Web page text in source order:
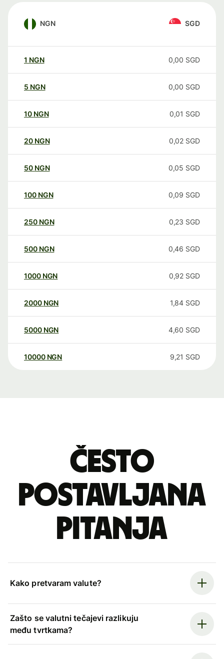
NGN SGD
1 NGN 0,00 SGD
5 NGN 0,00 SGD
10 NGN 0,01 SGD
20 NGN 0,02 SGD
50 NGN 0,05 SGD
100 NGN 0,09 SGD
250 NGN 0,23 SGD
500 NGN 0,46 SGD
1000 NGN 0,92 SGD
2000 NGN 1,84 SGD
5000 NGN 4,60 SGD
10000 NGN 9,21 SGD
Često
postavljana
pitanja
Kako pretvaram valute?
Zašto se valutni tečajevi razlikuju
među tvrtkama?